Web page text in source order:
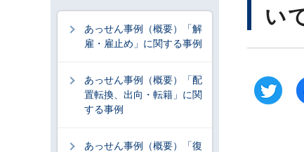
い
あっせん事例（概要）「解
雇・雇止め」に関する事例
あっせん事例（概要）「配
置転換、出向・転籍」に関
する事例
あっせん事例（概要）「復